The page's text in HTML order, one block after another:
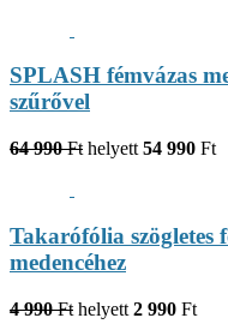
SPLASH fémvázas
szűrővel
64 990 Ft helyett 54 990 Ft
Takarófólia szögletes
medencéhez
4 990 Ft helyett 2 990 Ft